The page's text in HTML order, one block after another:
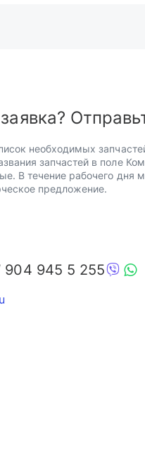
необходимых
запчастей в поле
В течение рабочего дня
предложение.
904 945 5 255